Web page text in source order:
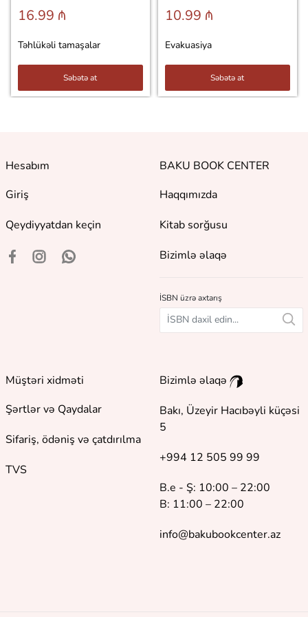
16.99 ₼
Təhlükəli tamaşalar
Səbətə at
10.99 ₼
Evakuasiya
Səbətə at
Hesabım
Giriş
Qeydiyyatdan keçin
BAKU BOOK CENTER
Haqqımızda
Kitab sorğusu
Bizimlə əlaqə
İSBN üzrə axtarış
Müştəri xidməti
Şərtlər və Qaydalar
Sifariş, ödəniş və çatdırılma
TVS
Bizimlə əlaqə
Bakı, Üzeyir Hacıbəyli küçəsi
5
+994 12 505 99 99
B.e - Ş: 10:00 – 22:00
B: 11:00 – 22:00
info@bakubookcenter.az